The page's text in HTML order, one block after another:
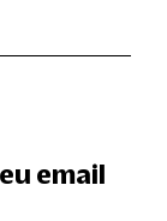
email